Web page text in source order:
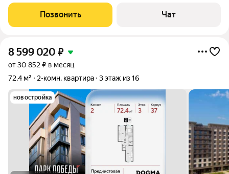
комнатную квартиру площадью 67 м в ЖК Dogma Park.
Предчистовая отделка можно реализовать
Позвонить Чат
8 599 020 ₽
от 30 852 ₽ в месяц
72,4 м²
2-комн. квартира 3 этаж из 16
новостройка